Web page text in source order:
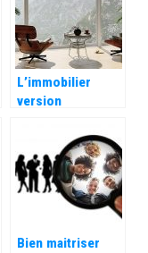
L’immobilier
version
business rentable
Bien maitriser